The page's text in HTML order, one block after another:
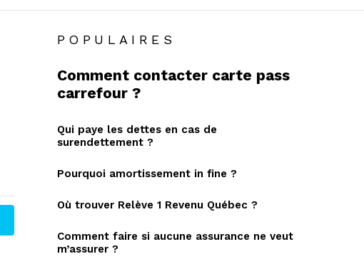
POPULAIRES
Comment contacter carte pass
carrefour ?
Qui paye les dettes en cas de
surendettement ?
Pourquoi amortissement in fine ?
Où trouver Relève 1 Revenu Québec ?
Comment faire si aucune assurance ne veut
m’assurer ?